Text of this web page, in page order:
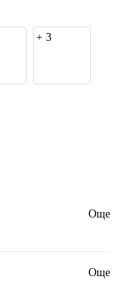
+ 3
Още
Още